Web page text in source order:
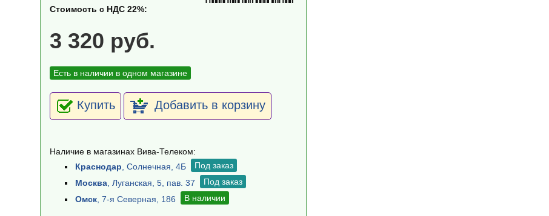
Стоимость с НДС 22%:
3 320 руб.
Есть в наличии в одном магазине
Купить Добавить в корзину
Наличие в магазинах Вива-Телеком:
Краснодар , Солнечная, 4Б
Под заказ
Москва , Луганская, 5, пав. 37
Под заказ
Омск , 7-я Северная, 186 В наличии